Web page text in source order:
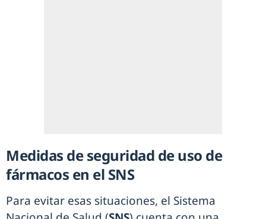
Medidas de seguridad de uso de
fármacos en el SNS
Para evitar esas situaciones, el Sistema